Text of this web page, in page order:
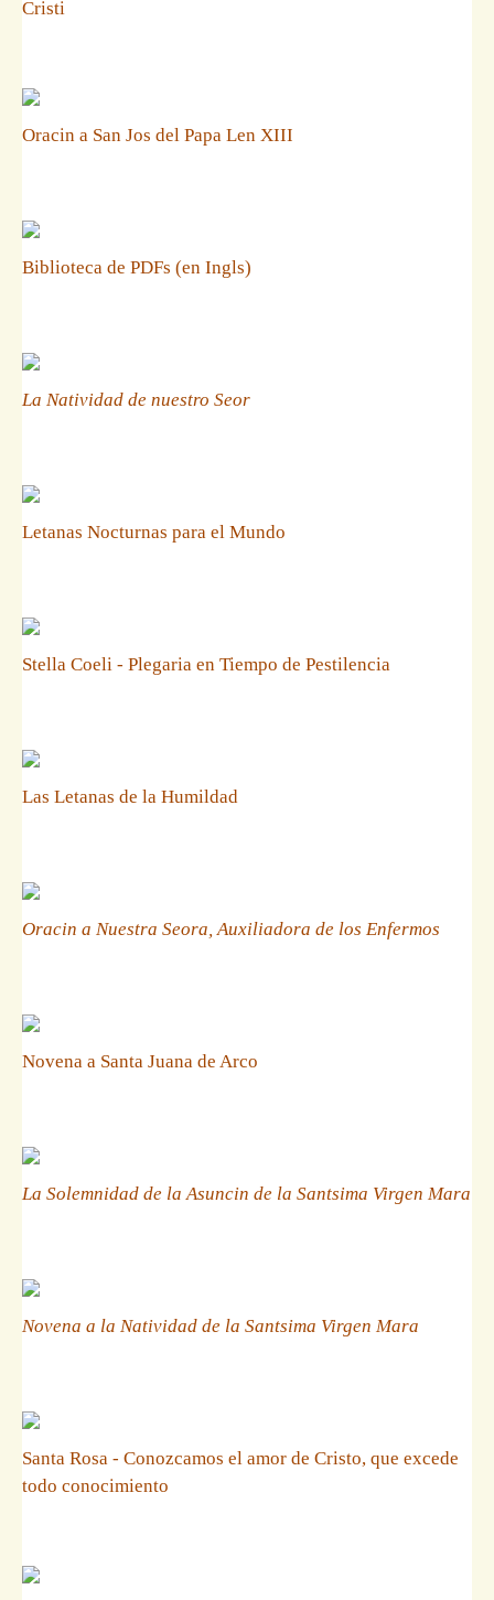
Cristi
Oracin a San Jos del Papa Len XIII
Biblioteca de PDFs (en Ingls)
La Natividad de nuestro Seor
Letanas Nocturnas para el Mundo
Stella Coeli - Plegaria en Tiempo de Pestilencia
Las Letanas de la Humildad
Oracin a Nuestra Seora, Auxiliadora de los Enfermos
Novena a Santa Juana de Arco
La Solemnidad de la Asuncin de la Santsima Virgen Mara
Novena a la Natividad de la Santsima Virgen Mara
Santa Rosa - Conozcamos el amor de Cristo, que excede
todo conocimiento